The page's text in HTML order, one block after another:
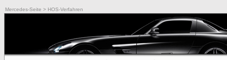
Mercedes-Seite > HOS-Verfahren